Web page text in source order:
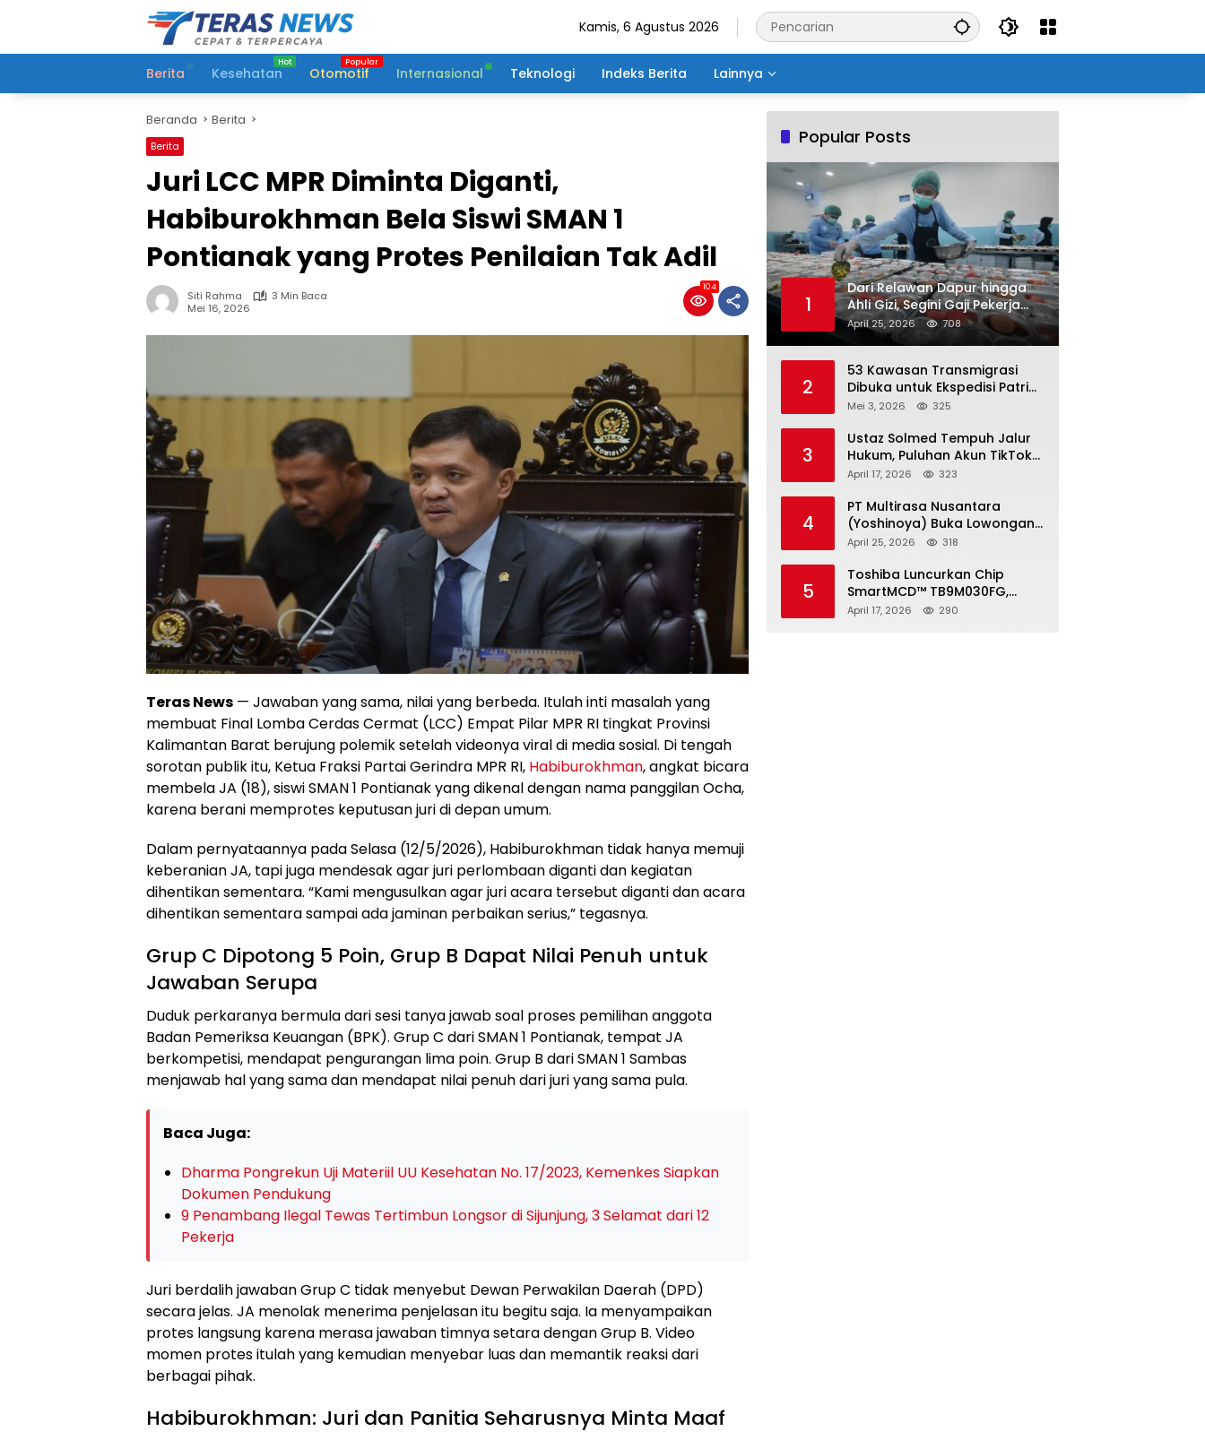
Kamis, 6 Agustus 2026
Berita Kesehatan Otomotif Internasional Teknologi Indeks Berita Lainnya
Beranda Berita
Berita
Juri LCC MPR Diminta Diganti,
Habiburokhman Bela Siswi SMAN 1
Pontianak yang Protes Penilaian Tak Adil
Siti Rahma
3 Min Baca
Mei 16, 2026
104
Teras News — Jawaban yang sama, nilai yang berbeda. Itulah inti masalah yang
membuat Final Lomba Cerdas Cermat (LCC) Empat Pilar MPR RI tingkat Provinsi
Kalimantan Barat berujung polemik setelah videonya viral di media sosial. Di tengah
sorotan publik itu, Ketua Fraksi Partai Gerindra MPR RI, Habiburokhman, angkat bicara
membela JA (18), siswi SMAN 1 Pontianak yang dikenal dengan nama panggilan Ocha,
karena berani memprotes keputusan juri di depan umum.
Dalam pernyataannya pada Selasa (12/5/2026), Habiburokhman tidak hanya memuji
keberanian JA, tapi juga mendesak agar juri perlombaan diganti dan kegiatan
dihentikan sementara. “Kami mengusulkan agar juri acara tersebut diganti dan acara
dihentikan sementara sampai ada jaminan perbaikan serius,” tegasnya.
Grup C Dipotong 5 Poin, Grup B Dapat Nilai Penuh untuk
Jawaban Serupa
Duduk perkaranya bermula dari sesi tanya jawab soal proses pemilihan anggota
Badan Pemeriksa Keuangan (BPK). Grup C dari SMAN 1 Pontianak, tempat JA
berkompetisi, mendapat pengurangan lima poin. Grup B dari SMAN 1 Sambas
menjawab hal yang sama dan mendapat nilai penuh dari juri yang sama pula.
Baca Juga:
Dharma Pongrekun Uji Materiil UU Kesehatan No. 17/2023, Kemenkes Siapkan
Dokumen Pendukung
9 Penambang Ilegal Tewas Tertimbun Longsor di Sijunjung, 3 Selamat dari 12
Pekerja
Juri berdalih jawaban Grup C tidak menyebut Dewan Perwakilan Daerah (DPD)
secara jelas. JA menolak menerima penjelasan itu begitu saja. Ia menyampaikan
protes langsung karena merasa jawaban timnya setara dengan Grup B. Video
momen protes itulah yang kemudian menyebar luas dan memantik reaksi dari
berbagai pihak.
Habiburokhman: Juri dan Panitia Seharusnya Minta Maaf
Popular Posts
1
Dari Relawan Dapur hingga
Ahli Gizi, Segini Gaji Pekerja
Program MBG yang Kini Serap
Hampir Sejuta Tenaga Kerja
April 25, 2026 708
2
53 Kawasan Transmigrasi
Dibuka untuk Ekspedisi Patriot
2026, Pendaftaran Ditutup 21
Mei 3, 2026 325
3
Ustaz Solmed Tempuh Jalur
Hukum, Puluhan Akun TikTok
dan Instagram Dilaporkan
April 17, 2026 323
4
PT Multirasa Nusantara
(Yoshinoya) Buka Lowongan
Operator Warehouse 2026,
April 25, 2026 318
5
Toshiba Luncurkan Chip
SmartMCD™ TB9M030FG,
Solusi Motor Otomotif Tanpa
April 17, 2026 290